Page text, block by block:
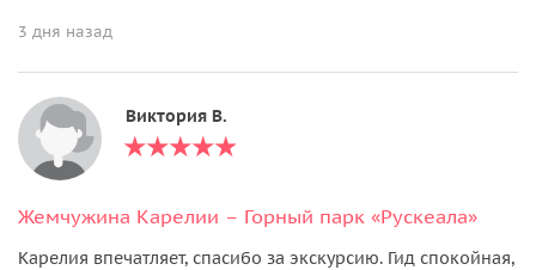
3 дня назад
Виктория В.
Жемчужина Карелии – Горный парк «Рускеала»
Карелия впечатляет, спасибо за экскурсию. Гид спокойная,